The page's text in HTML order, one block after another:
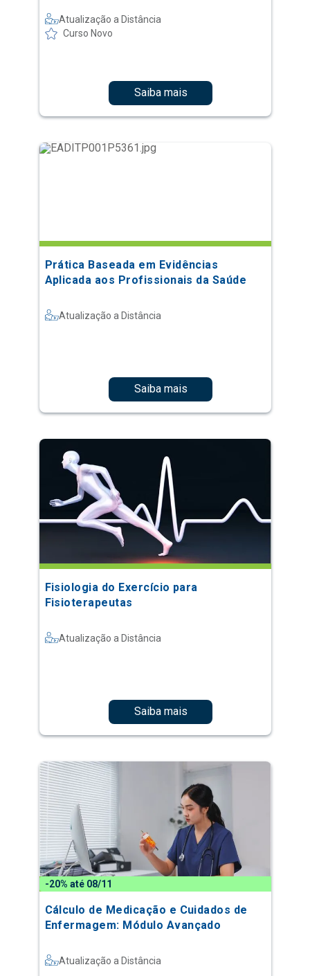
Atualização a Distância
Curso Novo
Saiba mais
Prática Baseada em Evidências
Aplicada aos Profissionais da Saúde
Atualização a Distância
Saiba mais
Fisiologia do Exercício para
Fisioterapeutas
Atualização a Distância
Saiba mais
-20% até 08/11
Cálculo de Medicação e Cuidados de
Enfermagem: Módulo Avançado
Atualização a Distância